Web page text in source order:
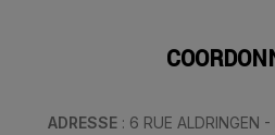
ADRESSE : 6 RUE ALDRINGEN -